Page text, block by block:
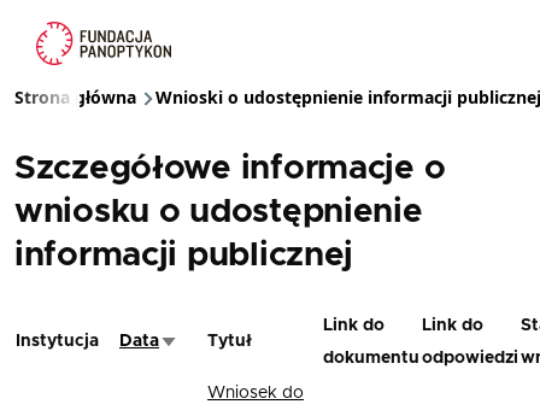
Ścieżka nawigacyjna
Strona główna Wnioski o udostępnienie informacji publicznej
Szczegółowe informacje o
wniosku o udostępnienie
informacji publicznej
Instytucja DataSortuj rosnąco
Tytuł
Link do
dokumentu
Link do
odpowiedzi
Wniosek do